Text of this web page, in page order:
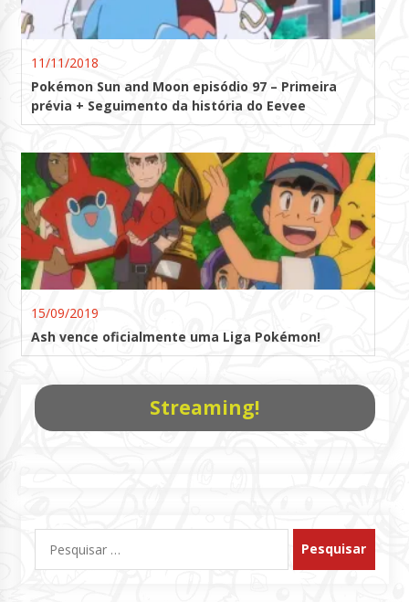
11/11/2018
Pokémon Sun and Moon episódio 97 – Primeira
prévia + Seguimento da história do Eevee
15/09/2019
Ash vence oficialmente uma Liga Pokémon!
Streaming!
por: